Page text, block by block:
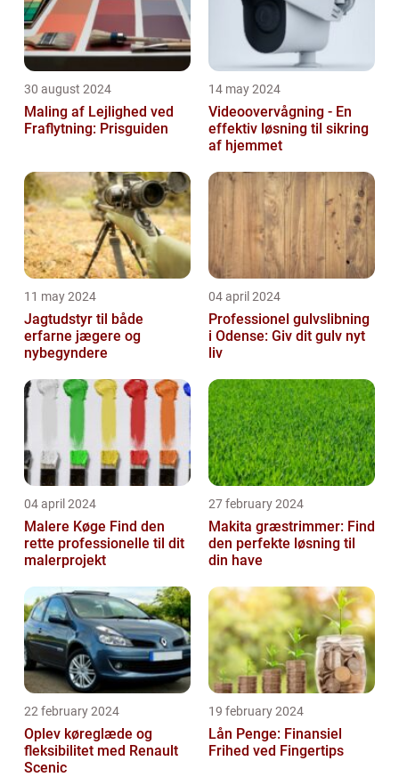
30 august 2024
Maling af Lejlighed ved
Fraflytning: Prisguiden
14 may 2024
Videoovervågning - En
effektiv løsning til sikring
af hjemmet
11 may 2024
Jagtudstyr til både
erfarne jægere og
nybegyndere
04 april 2024
Professionel gulvslibning
i Odense: Giv dit gulv nyt
liv
04 april 2024
Malere Køge Find den
rette professionelle til dit
malerprojekt
27 february 2024
Makita græstrimmer: Find
den perfekte løsning til
din have
22 february 2024
Oplev køreglæde og
fleksibilitet med Renault
Scenic
19 february 2024
Lån Penge: Finansiel
Frihed ved Fingertips